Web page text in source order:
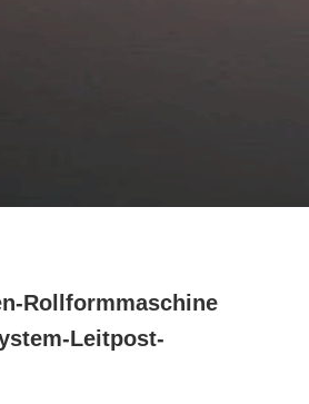
Rollformmaschine
Leitpost-